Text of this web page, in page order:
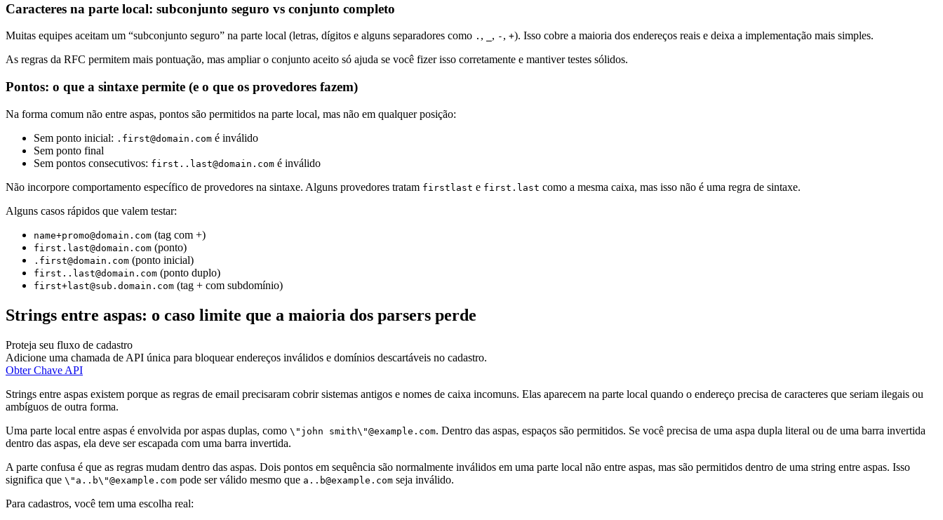
Caracteres na parte local: subconjunto seguro vs conjunto completo
Muitas equipes aceitam um “subconjunto seguro” na parte local (letras, dígitos e alguns separadores como . , , - , +). Isso cobre a maioria dos endereços reais e deixa a implementação mais simples.
As regras da RFC permitem mais pontuação, mas ampliar o conjunto aceito só ajuda se você fizer isso corretamente e mantiver testes sólidos.
Pontos: o que a sintaxe permite (e o que os provedores fazem)
Na forma comum não entre aspas, pontos são permitidos na parte local, mas não em qualquer posição:
Sem ponto inicial: .first@domain.com é inválido
Sem ponto final
Sem pontos consecutivos: first..last@domain.com é inválido
Não incorpore comportamento específico de provedores na sintaxe. Alguns provedores tratam firstlast e first.last como a mesma caixa, mas isso não é uma regra de sintaxe.
Alguns casos rápidos que valem testar:
name+promo@domain.com (tag com +)
first.last@domain.com (ponto)
.first@domain.com (ponto inicial)
first..last@domain.com (ponto duplo)
first+last@sub.domain.com (tag + com subdomínio)
Strings entre aspas: o caso limite que a maioria dos parsers perde
Proteja seu fluxo de cadastro
Adicione uma chamada de API única para bloquear endereços inválidos e domínios descartáveis no cadastro.
Obter Chave API
Strings entre aspas existem porque as regras de email precisaram cobrir sistemas antigos e nomes de caixa incomuns. Elas aparecem na parte local quando o endereço precisa de caracteres que seriam ilegais ou
ambíguos de outra forma.
Uma parte local entre aspas é envolvida por aspas duplas, como \"john smith\"@example.com. Dentro das aspas, espaços são permitidos. Se você precisa de uma aspa dupla literal ou de uma barra invertida
dentro das aspas, ela deve ser escapada com uma barra invertida.
A parte confusa é que as regras mudam dentro das aspas. Dois pontos em sequência são normalmente inválidos em uma parte local não entre aspas, mas são permitidos dentro de uma string entre aspas. Isso
significa que \"a..b\"@example.com pode ser válido mesmo que a..b@example.com seja inválido.
Para cadastros, você tem uma escolha real: